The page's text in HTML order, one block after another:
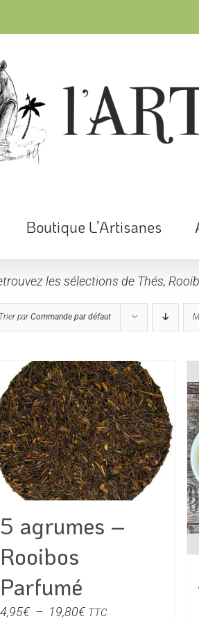
Boutique L’Artisanes
les sélections de Thés,
Trier parCommande par défaut
5 agrumes –
Rooibos
Parfumé
4,95€ – 19,80€Plage
TTC